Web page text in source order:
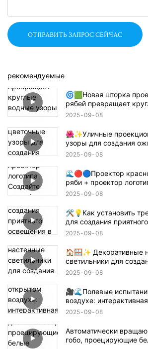
ОТПРАВИТЬ ЗАПРОС СЕЙЧАС
рекомендуемые
🌀🟩Новая шторка
рябей превращает
в прямоугольники,
2025 09 08
🌺✨Уличные
узоры для создания
атмосферы! 🌸🏙️
2025 09 08
🌊🔴🔵Проектор
ряби + проектор
атмосферу в стиле
2025 09 08
🛠️💡Как установить
для создания
помещении — простое
2025 09 08
🏠🪟✨ Декоративные
светильники для
помещении
2025 09 08
🎥🌊Полевые
воздухе:
волны 🌊✨
2025 09 08
Автоматически
гобо, проецирующие